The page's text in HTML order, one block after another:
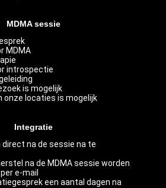
MDMA sessie
MDMA
introspectie
is mogelijk
onze locaties is mogelijk
Integratie
direct na de sessie na te
na de MDMA sessie worden
e-mail
een aantal dagen na